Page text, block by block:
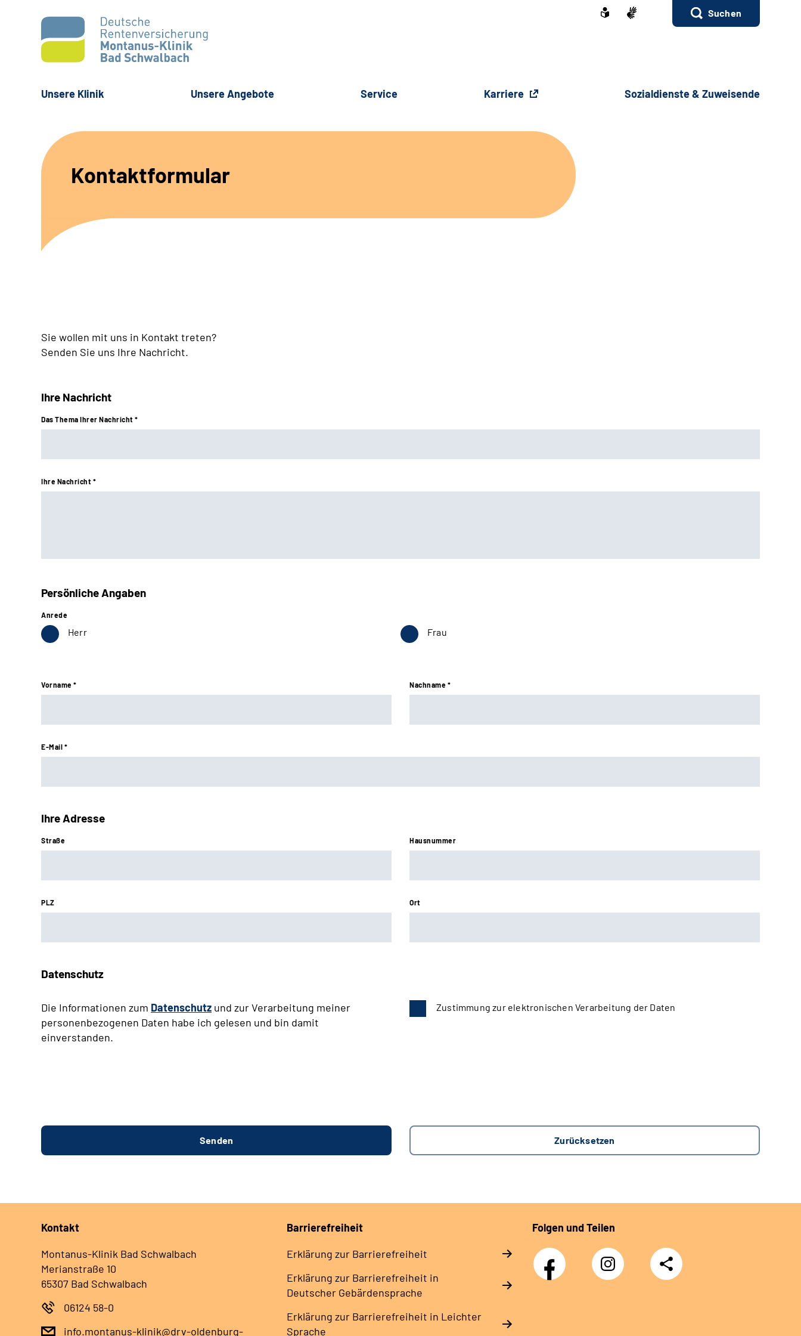
Suchen
Unsere Klinik Unsere Angebote Service Karriere Sozialdienste & Zuweisende
Kontaktformular
Sie wollen mit uns in Kontakt treten?
Senden Sie uns Ihre Nachricht.
Ihre Nachricht
Das Thema Ihrer Nachricht *
Ihre Nachricht *
Persönliche Angaben
Anrede
Herr Frau
Vorname * Nachname *
E-Mail *
Ihre Adresse
Straße Hausnummer
PLZ Ort
Datenschutz
Die Informationen zum Datenschutz und zur Verarbeitung meiner
personenbezogenen Daten habe ich gelesen und bin damit
einverstanden.
Zustimmung zur elektronischen Verarbeitung der Daten
Kontakt
Montanus-Klinik Bad Schwalbach
Merianstraße 10
65307 Bad Schwalbach
06124 58-0
info.montanus-klinik@drv-oldenburg-
Barrierefreiheit
Erklärung zur Barrierefreiheit
Erklärung zur Barrierefreiheit in
Deutscher Gebärdensprache
Erklärung zur Barrierefreiheit in Leichter
Sprache
Folgen und Teilen
Facebook Instagram
Teilen